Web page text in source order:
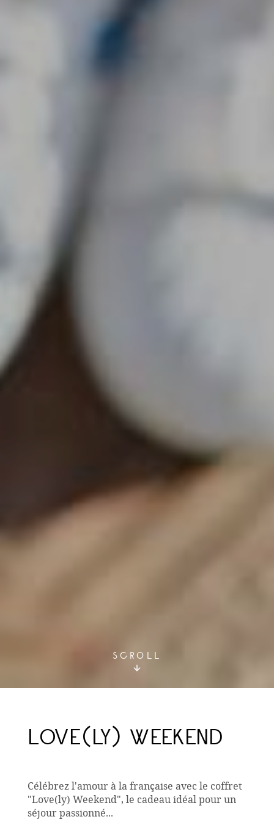
SCROLL
LOVE(LY) WEEKEND
Célébrez l'amour à la française avec le coffret
"Love(ly) Weekend", le cadeau idéal pour un
séjour passionné...